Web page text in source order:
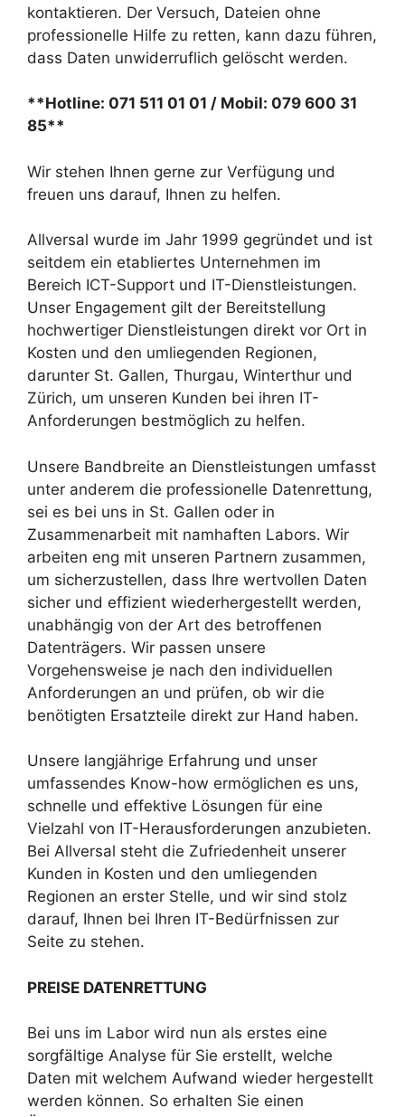
kontaktieren. Der Versuch, Dateien ohne
professionelle Hilfe zu retten, kann dazu führen,
dass Daten unwiderruflich gelöscht werden.
**Hotline: 071 511 01 01 / Mobil: 079 600 31
85**
Wir stehen Ihnen gerne zur Verfügung und
freuen uns darauf, Ihnen zu helfen.
Allversal wurde im Jahr 1999 gegründet und ist
seitdem ein etabliertes Unternehmen im
Bereich ICT-Support und IT-Dienstleistungen.
Unser Engagement gilt der Bereitstellung
hochwertiger Dienstleistungen direkt vor Ort in
Kosten und den umliegenden Regionen,
darunter St. Gallen, Thurgau, Winterthur und
Zürich, um unseren Kunden bei ihren IT-
Anforderungen bestmöglich zu helfen.
Unsere Bandbreite an Dienstleistungen umfasst
unter anderem die professionelle Datenrettung,
sei es bei uns in St. Gallen oder in
Zusammenarbeit mit namhaften Labors. Wir
arbeiten eng mit unseren Partnern zusammen,
um sicherzustellen, dass Ihre wertvollen Daten
sicher und effizient wiederhergestellt werden,
unabhängig von der Art des betroffenen
Datenträgers. Wir passen unsere
Vorgehensweise je nach den individuellen
Anforderungen an und prüfen, ob wir die
benötigten Ersatzteile direkt zur Hand haben.
Unsere langjährige Erfahrung und unser
umfassendes Know-how ermöglichen es uns,
schnelle und effektive Lösungen für eine
Vielzahl von IT-Herausforderungen anzubieten.
Bei Allversal steht die Zufriedenheit unserer
Kunden in Kosten und den umliegenden
Regionen an erster Stelle, und wir sind stolz
darauf, Ihnen bei Ihren IT-Bedürfnissen zur
Seite zu stehen.
PREISE DATENRETTUNG
Bei uns im Labor wird nun als erstes eine
sorgfältige Analyse für Sie erstellt, welche
Daten mit welchem Aufwand wieder hergestellt
werden können. So erhalten Sie einen